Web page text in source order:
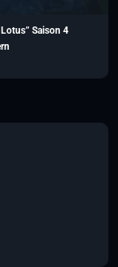
Saison 4